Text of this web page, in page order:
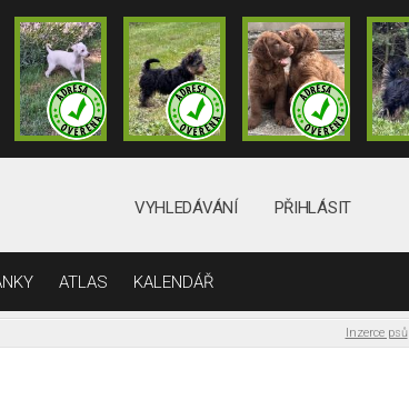
VYHLEDÁVÁNÍ PŘIHLÁSIT
ATLAS KALENDÁŘ
Inzerce psů